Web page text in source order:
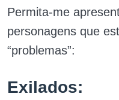
Permita-me
personagens que
“problemas”:
Exilados: